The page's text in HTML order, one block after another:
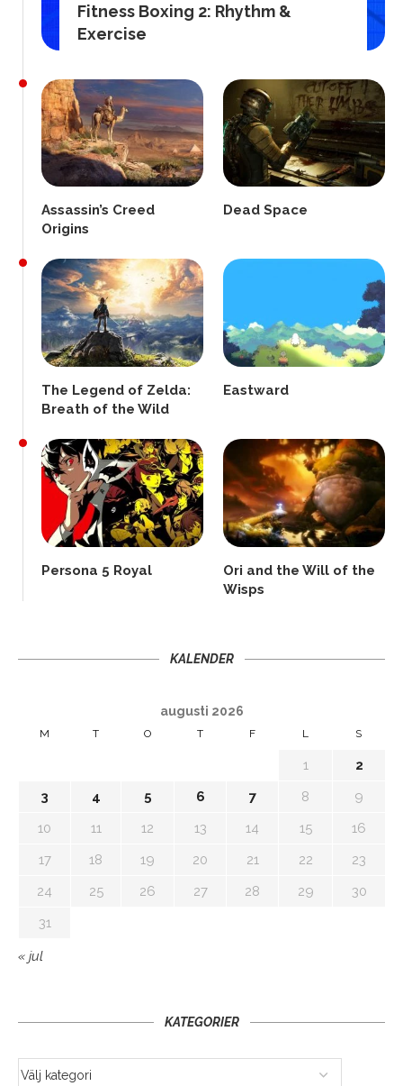
Fitness Boxing 2: Rhythm &
Exercise
Assassin’s Creed
Origins
Dead Space
The Legend of Zelda:
Breath of the Wild
Eastward
Persona 5 Royal
Ori and the Will of the
Wisps
KALENDER
augusti 2026
M T O T F L S
1
2
3
4 5 6 7 8
9
10
11 12 13 14 15
16
17
18 19 20 21 22
23
24
25 26 27 28 29
30
31
« jul
KATEGORIER